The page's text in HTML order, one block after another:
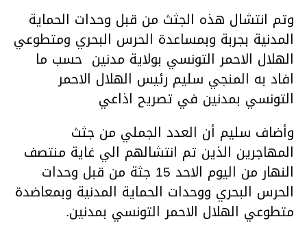
وتم انتشال هذه الجثث من قبل وحدات الحماية
المدنية بجربة وبمساعدة الحرس البحري ومتطوعي
الهلال الاحمر التونسي بولاية مدنين حسب ما
افاد به المنجي سليم رئيس الهلال الاحمر
التونسي بمدنين في تصريح اذاعي
وأضاف سليم أن العدد الجملي من جثث
المهاجرين الذين تم انتشالهم الي غاية منتصف
النهار من اليوم الاحد 15 جثة من قبل وحدات
الحرس البحري ووحدات الحماية المدنية وبمعاضدة
متطوعي الهلال الاحمر التونسي بمدنين.